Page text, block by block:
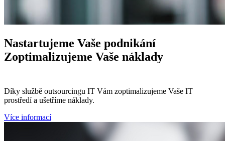
Nastartujeme Vaše podnikání
Zoptimalizujeme Vaše náklady
Díky službě outsourcingu IT Vám zoptimalizujeme Vaše IT
prostředí a ušetříme náklady.
Více informací